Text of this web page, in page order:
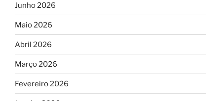
Junho 2026
Maio 2026
Abril 2026
Março 2026
Fevereiro 2026